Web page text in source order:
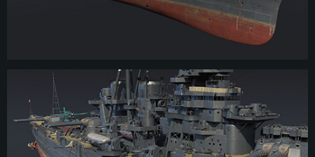
Kongō был заложен в январе 1911 года как головной корабль
одноимённого класса современных линейных кресеров. Он был спущен на
воду в 1912 году и завершён в апреле 1913 года, а в августе того же года
самый современный японский военный корабль вступил в строй. Во
незначительных операций, а после её окончания был быстро переведен в
резерв. Из-за международных соглашений, ограничивающих военно-
морские силы после Первой мировой войны, Япония в целях
поддержания боевого потенциала была вынуждена усовершенствовать
существующие военные корабли. Поэтому Kongō в межвоенный период
дважды подвергался серьезной модернизации, в ходе чего корабль не
только значительно улучшил свои характеристики, но и заметно
изменился внешне.